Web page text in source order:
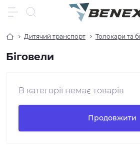
Дитячий транспорт Толокари та
Біговели
В категорії немає товарів
Продовжити